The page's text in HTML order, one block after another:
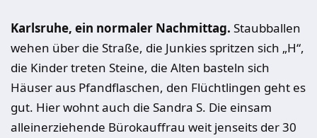
Karlsruhe, ein normaler Nachmittag. Staubballen
wehen über die Straße, die Junkies spritzen sich „H“,
die Kinder treten Steine, die Alten basteln sich
Häuser aus Pfandflaschen, den Flüchtlingen geht es
gut. Hier wohnt auch die Sandra S. Die einsam
alleinerziehende Bürokauffrau weit jenseits der 30